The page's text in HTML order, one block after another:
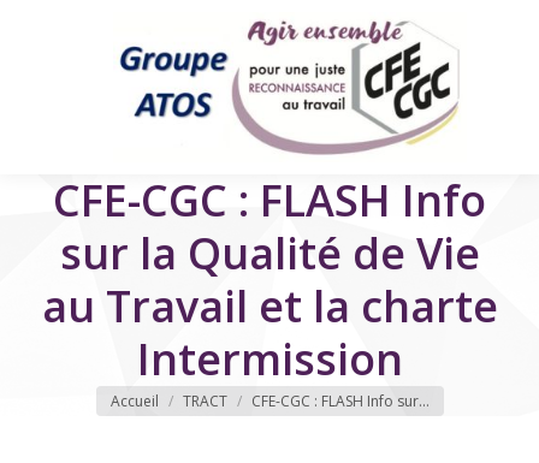
CFE-CGC : FLASH Info
sur la Qualité de Vie
au Travail et la charte
Intermission
Vous êtes ici
Accueil TRACT CFE-CGC : FLASH Info sur…